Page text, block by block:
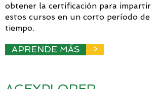
obtener la certificación para impartir
estos cursos en un corto período de
tiempo.
APRENDE MÁS >